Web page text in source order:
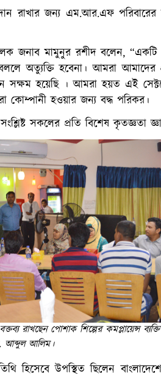
রাখার জন্য এম.আর.এফ
জনাব মামুনুর রশীদ বলেন,
অত্যুক্তি হবেনা। আমরা আমাদের
সক্ষম হয়েছি । আমরা হয়ত এই
কোম্পানী হওয়ার জন্য বদ্ধ পরিকর।
সকলের প্রতি বিশেষ কৃতজ্ঞতা
রাখছেন পোশাক শিল্পের কমপ্লায়েন্স
আব্দুল আলিম।
হিসেবে উপস্থিত ছিলেন